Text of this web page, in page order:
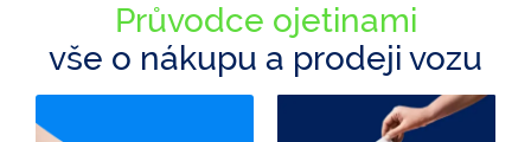
Průvodce ojetinami
vše o nákupu a prodeji vozu